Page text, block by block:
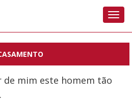
mim este homem tão